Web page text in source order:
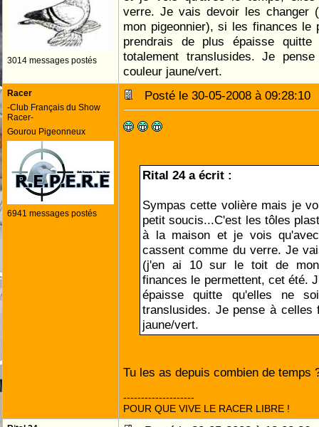
3014 messages postés
verre. Je vais devoir les changer
mon pigeonnier), si les finances le
prendrais de plus épaisse
totalement translusides. Je
couleur jaune/vert.
Racer
-Club Français du Show
Racer-
Gourou Pigeonneux
6941 messages postés
Posté le 30-05-2008 à
Rital 24 a écrit :
Sympas cette volière mais je
petit soucis...C'est les tôles
à la maison et je vois
cassent comme du verre. Je
(j'en ai 10 sur le toit de
finances le permettent, cet été.
épaisse quitte qu'elles ne
translusides. Je pense à celles
jaune/vert.
Tu les as depuis combien de temps
--------------------
POUR QUE VIVE LE RACER LIBRE !